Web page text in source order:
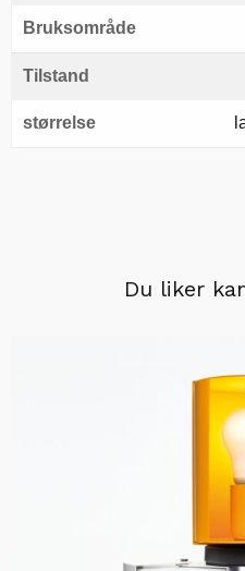
Bruksområde
Tilstand
størrelse
Du liker